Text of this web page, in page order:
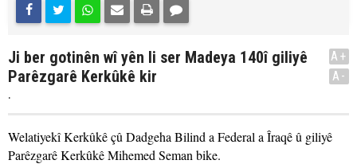
Ji ber gotinên wî yên li ser Madeya 140î giliyê
Parêzgarê Kerkûkê kir
.
A+
A-
Welatiyekî Kerkûkê çû Dadgeha Bilind a Federal a Îraqê û giliyê
Parêzgarê Kerkûkê Mihemed Seman bike.